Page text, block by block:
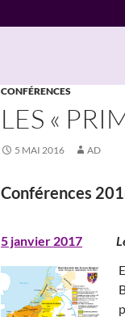
CONFÉRENCES
LES «
5 MAI 2016 AD
Conférences
5 janvier 2017